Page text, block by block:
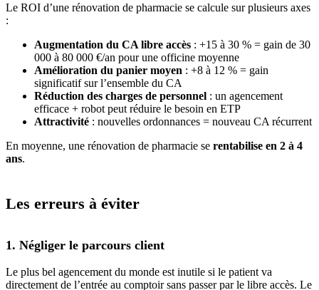
Le ROI d’une rénovation de pharmacie se calcule sur plusieurs axes
:
Augmentation du CA libre accès : +15 à 30 % = gain de 30
000 à 80 000 €/an pour une officine moyenne
Amélioration du panier moyen : +8 à 12 % = gain
significatif sur l’ensemble du CA
Réduction des charges de personnel : un agencement
efficace + robot peut réduire le besoin en ETP
Attractivité : nouvelles ordonnances = nouveau CA récurrent
En moyenne, une rénovation de pharmacie se rentabilise en 2 à 4
ans.
Les erreurs à éviter
1. Négliger le parcours client
Le plus bel agencement du monde est inutile si le patient va
directement de l’entrée au comptoir sans passer par le libre accès. Le